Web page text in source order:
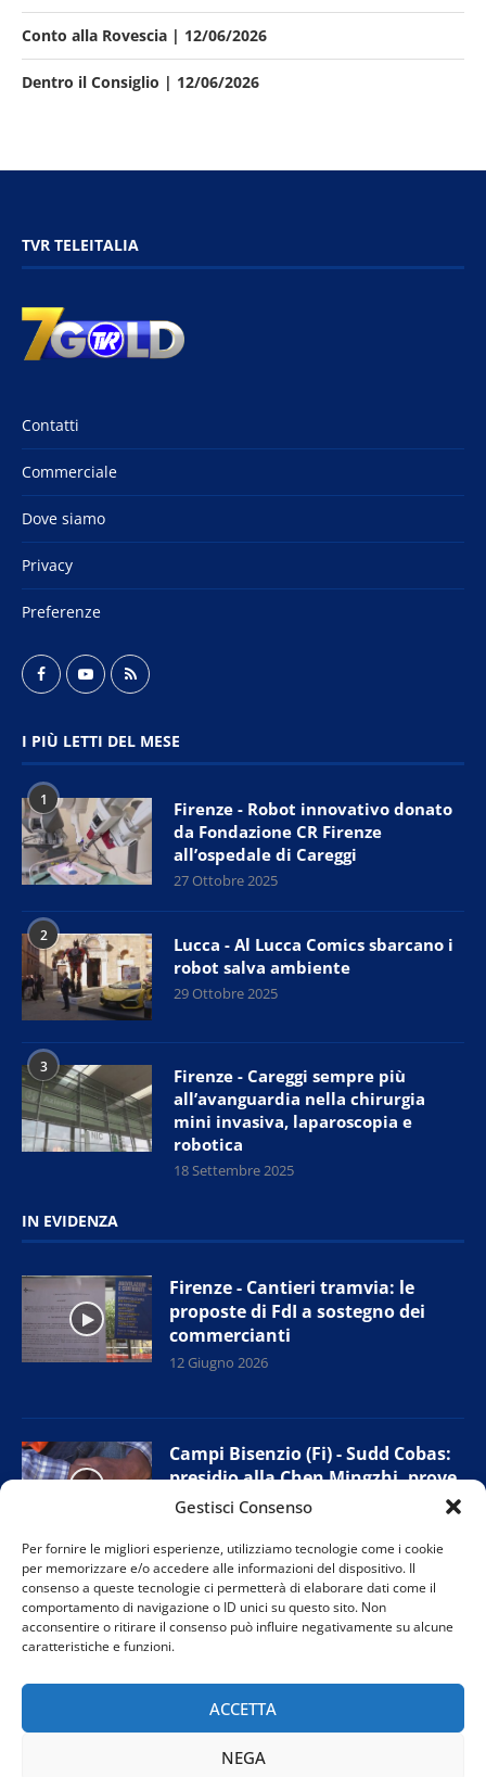
Gestisci Consenso
Per fornire le migliori esperienze, utilizziamo tecnologie come i cookie
per memorizzare e/o accedere alle informazioni del dispositivo. Il
consenso a queste tecnologie ci permetterà di elaborare dati come il
comportamento di navigazione o ID unici su questo sito. Non
acconsentire o ritirare il consenso può influire negativamente su alcune
caratteristiche e funzioni.
ACCETTA
NEGA
Conto alla Rovescia | 12/06/2026
Dentro il Consiglio | 12/06/2026
TVR TELEITALIA
Contatti
Commerciale
Dove siamo
Privacy
Preferenze
I PIÙ LETTI DEL MESE
1
Firenze - Robot innovativo donato
da Fondazione CR Firenze
all’ospedale di Careggi
27 Ottobre 2025
2
Lucca - Al Lucca Comics sbarcano i
robot salva ambiente
29 Ottobre 2025
3
Firenze - Careggi sempre più
all’avanguardia nella chirurgia
mini invasiva, laparoscopia e
robotica
18 Settembre 2025
IN EVIDENZA
Firenze - Cantieri tramvia: le
proposte di FdI a sostegno dei
commercianti
12 Giugno 2026
Campi Bisenzio (Fi) - Sudd Cobas:
presidio alla Chen Mingzhi, prove
di accordo con l’azienda
Prato - Nuova giunta provinciale
Confesercenti: “Tutelare i negozi